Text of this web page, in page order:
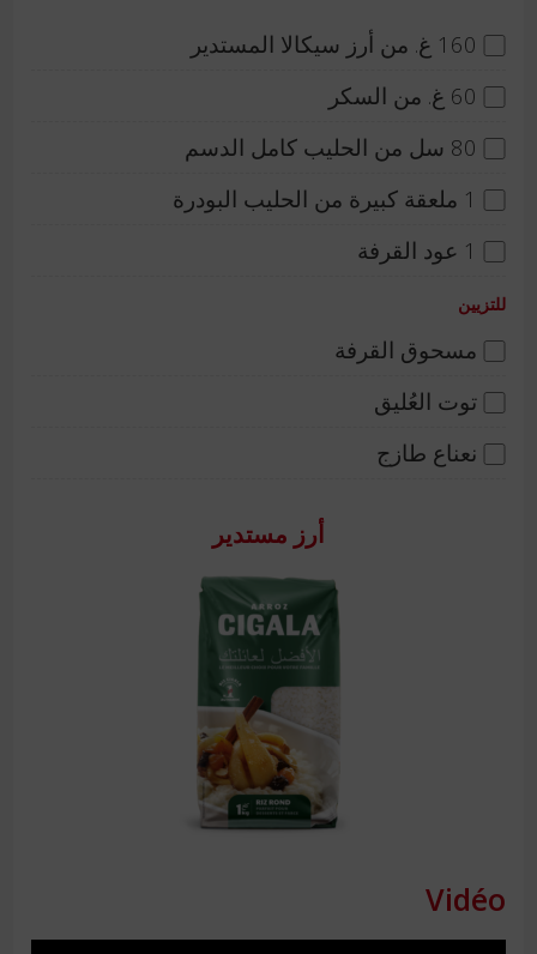
أرز مستدير
160 غ. من أرز سيكالا المستدير
60 غ. من السكر
80 سل من الحليب كامل الدسم
1 ملعقة كبيرة من الحليب البودرة
1 عود القرفة
للتزيين
مسحوق القرفة
توت العُليق
نعناع طازج
Vidéo